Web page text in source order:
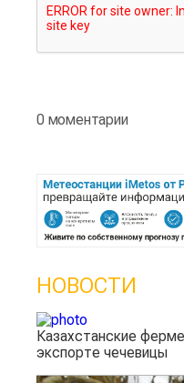
0 моментарии
НОВОСТИ
Казахстанские
экспорте чечевицы